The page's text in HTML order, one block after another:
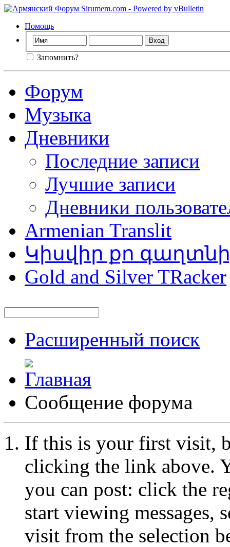
Помощь
Запомнить?
Форум
Музыка
Дневники
Последние записи
Лучшие записи
Дневники
Armenian Translit
Կիսվիր քո
Gold and Silver TRacker
Расширенный поиск
Сообщение форума
If this is your first visit,
clicking the link above.
you can post: click the
start viewing messages,
visit from the selection